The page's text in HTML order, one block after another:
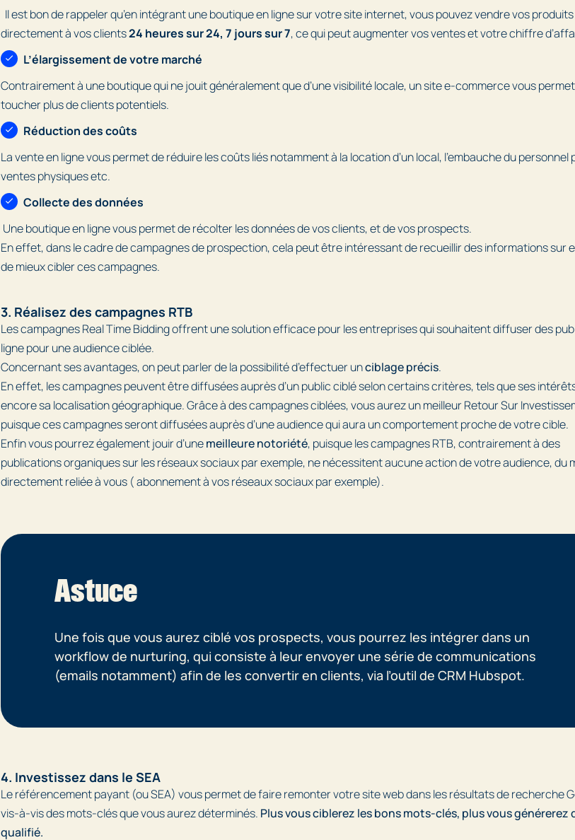
Il est bon de rappeler qu’en intégrant une boutique en ligne sur votre site internet, vous pouvez vendre vos produits
directement à vos clients24 heures sur 24, 7 jours sur 7, ce qui peut augmenter vos ventes et votre chiffre
L’élargissement de votre marché
Contrairement à une boutique qui ne jouit généralement que d’une visibilité locale, un site e-commerce vous
toucher plus de clients potentiels.
Réduction des coûts
La vente en ligne vous permet de réduire les coûts liés notamment à la location d’un local, l’embauche du personnel
ventes physiques etc.
Collecte des données
Une boutique en ligne vous permet de récolter les données de vos clients, et de vos prospects.
En effet, dans le cadre de campagnes de prospection, cela peut être intéressant de recueillir des informations sur
de mieux cibler ces campagnes.
3. Réalisez des campagnes RTB
Les campagnes Real Time Bidding offrent une solution efficace pour les entreprises qui souhaitent diffuser des
ligne pour une audience ciblée.
Concernant ses avantages, on peut parler de la possibilité d’effectuer unciblage précis.
En effet, les campagnes peuvent être diffusées auprès d’un public ciblé selon certains critères, tels que ses
encore sa localisation géographique. Grâce à des campagnes ciblées, vous aurez un meilleur Retour Sur
puisque ces campagnes seront diffusées auprès d’une audience qui aura un comportement proche de votre cible.
Enfin vous pourrez également jouir d’unemeilleure notoriété, puisque les campagnes RTB, contrairement à des
publications organiques sur les réseaux sociaux par exemple, ne nécessitent aucune action de votre audience, du
directement reliée à vous ( abonnement à vos réseaux sociaux par exemple).
Astuce
Une fois que vous aurez ciblé vos prospects, vous pourrez les intégrer dans un
workflow de nurturing, qui consiste à leur envoyer une série de communications
(emails notamment) afin de les convertir en clients, via l’outil de CRM Hubspot.
4. Investissez dans le SEA
Le référencement payant (ou SEA) vous permet de faire remonter votre site web dans les résultats de recherche
vis-à-vis des mots-clés que vous aurez déterminés. Plus vous ciblerez les bons mots-clés, plus vous générerez
qualifié.